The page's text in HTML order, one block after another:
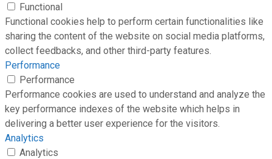
Functional
Functional cookies help to perform certain functionalities like
sharing the content of the website on social media platforms,
collect feedbacks, and other third-party features.
Performance
Performance
Performance cookies are used to understand and analyze the
key performance indexes of the website which helps in
delivering a better user experience for the visitors.
Analytics
Analytics